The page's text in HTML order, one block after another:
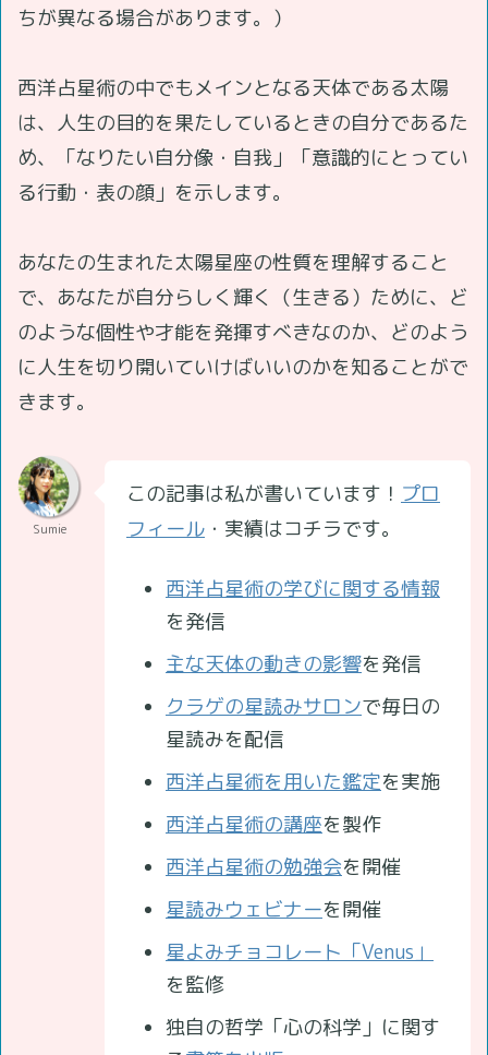
ちが異なる場合があります。）
西洋占星術の中でもメインとなる天体である太陽
は、人生の目的を果たしているときの自分であるた
め、「なりたい自分像・自我」「意識的にとってい
る行動・表の顔」を示します。
あなたの生まれた太陽星座の性質を理解すること
で、あなたが自分らしく輝く（生きる）ために、ど
のような個性や才能を発揮すべきなのか、どのよう
に人生を切り開いていけばいいのかを知ることがで
きます。
Sumie
この記事は私が書いています！ プロ
フィール ・実績はコチラです。
西洋占星術の学びに関する情報
を発信
主な天体の動きの影響を発信
クラゲの星読みサロンで毎日の
星読みを配信
西洋占星術を用いた鑑定を実施
西洋占星術の講座を製作
西洋占星術の勉強会を開催
星読みウェビナーを開催
星よみチョコレート「Venus」
を監修
独自の哲学「心の科学」に関す